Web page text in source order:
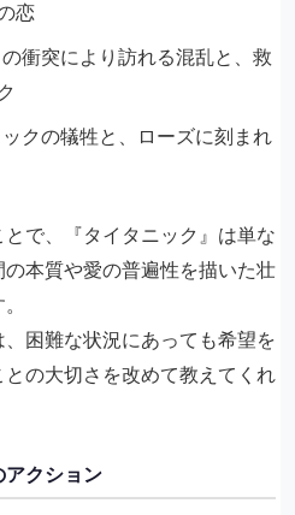
恋
衝突により訪れる混乱と、救
クの犠牲と、ローズに刻まれ
で、『タイタニック』は単な
本質や愛の普遍性を描いた壮
困難な状況にあっても希望を
の大切さを改めて教えてくれ
アクション